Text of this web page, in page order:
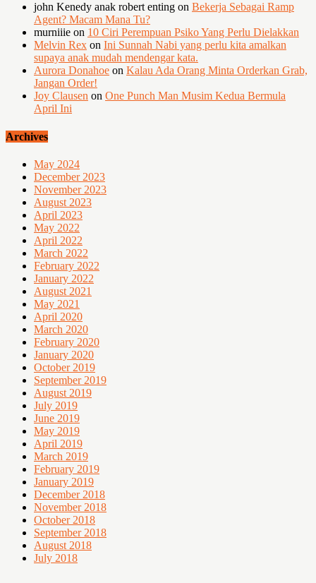
john Kenedy anak robert enting on Bekerja Sebagai Ramp
Agent? Macam Mana Tu?
murniiie on 10 Ciri Perempuan Psiko Yang Perlu Dielakkan
Melvin Rex on Ini Sunnah Nabi yang perlu kita amalkan
supaya anak mudah mendengar kata.
Aurora Donahoe on Kalau Ada Orang Minta Orderkan Grab,
Jangan Order!
Joy Clausen on One Punch Man Musim Kedua Bermula
April Ini
Archives
May 2024
December 2023
November 2023
August 2023
April 2023
May 2022
April 2022
March 2022
February 2022
January 2022
August 2021
May 2021
April 2020
March 2020
February 2020
January 2020
October 2019
September 2019
August 2019
July 2019
June 2019
May 2019
April 2019
March 2019
February 2019
January 2019
December 2018
November 2018
October 2018
September 2018
August 2018
July 2018